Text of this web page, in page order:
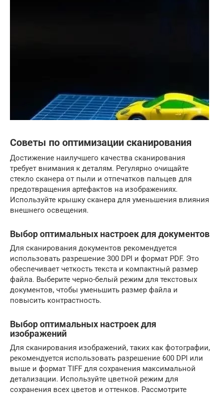
Советы по оптимизации сканирования
Достижение наилучшего качества сканирования
требует внимания к деталям. Регулярно очищайте
стекло сканера от пыли и отпечатков пальцев для
предотвращения артефактов на изображениях.
Используйте крышку сканера для уменьшения влияния
внешнего освещения.
Выбор оптимальных настроек для документов
Для сканирования документов рекомендуется
использовать разрешение 300 DPI и формат PDF. Это
обеспечивает четкость текста и компактный размер
файла. Выберите черно-белый режим для текстовых
документов, чтобы уменьшить размер файла и
повысить контрастность.
Выбор оптимальных настроек для
изображений
Для сканирования изображений, таких как фотографии,
рекомендуется использовать разрешение 600 DPI или
выше и формат TIFF для сохранения максимальной
детализации. Используйте цветной режим для
сохранения всех цветов и оттенков. Рассмотрите